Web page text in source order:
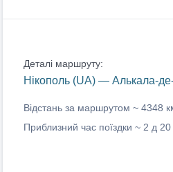
Деталі маршруту:
Нікополь (UA) — Алькала-
Відстань за маршрутом ~ 4348
Приблизний час поїздки ~ 2 д 20